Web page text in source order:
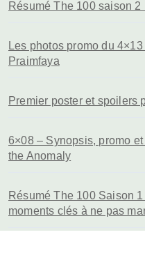
Résumé The 100 saison
Les photos promo du
Praimfaya
Premier poster et spoilers
6×08 – Synopsis, promo
the Anomaly
Résumé The 100 Saison
moments clés à ne pas